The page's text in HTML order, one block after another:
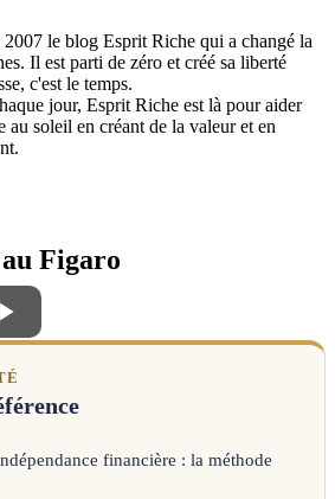
le blog Esprit Riche qui a changé la
Il est parti de zéro et créé sa liberté
c'est le temps.
jour, Esprit Riche est là pour aider
au soleil en créant de la valeur et en
Figaro
financière : la méthode